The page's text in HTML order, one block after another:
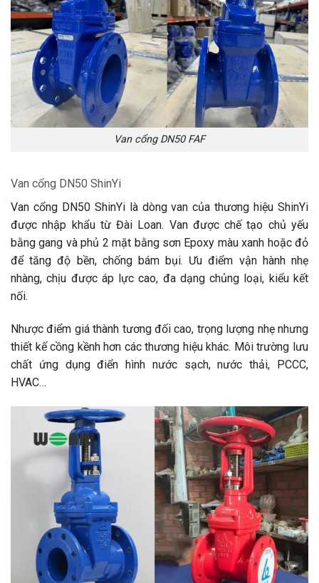
Van cổng DN50 FAF
Van cổng DN50 ShinYi
Van cổng DN50 ShinYi là dòng van của thương hiệu ShinYi
được nhập khẩu từ Đài Loan. Van được chế tạo chủ yếu
bằng gang và phủ 2 mặt bằng sơn Epoxy màu xanh hoặc đỏ
để tăng độ bền, chống bám bụi. Ưu điểm vận hành nhẹ
nhàng, chịu được áp lực cao, đa dạng chủng loại, kiểu kết
nối.
Nhược điểm giá thành tương đối cao, trọng lượng nhẹ nhưng
thiết kế cồng kềnh hơn các thương hiệu khác. Môi trường lưu
chất ứng dụng điển hình nước sạch, nước thải, PCCC,
HVAC…